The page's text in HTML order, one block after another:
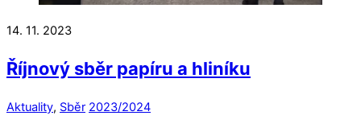
14. 11. 2023
Říjnový sběr papíru a hliníku
Aktuality, Sběr 2023/2024